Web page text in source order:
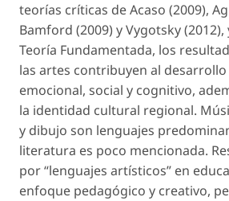
teorías críticas de Acaso (2009),
Bamford (2009) y Vygotsky
Teoría Fundamentada, los
las artes contribuyen al
emocional, social y cognitivo,
la identidad cultural regional.
y dibujo son lenguajes
literatura es poco mencionada.
por “lenguajes artísticos” en
enfoque pedagógico y creativo,